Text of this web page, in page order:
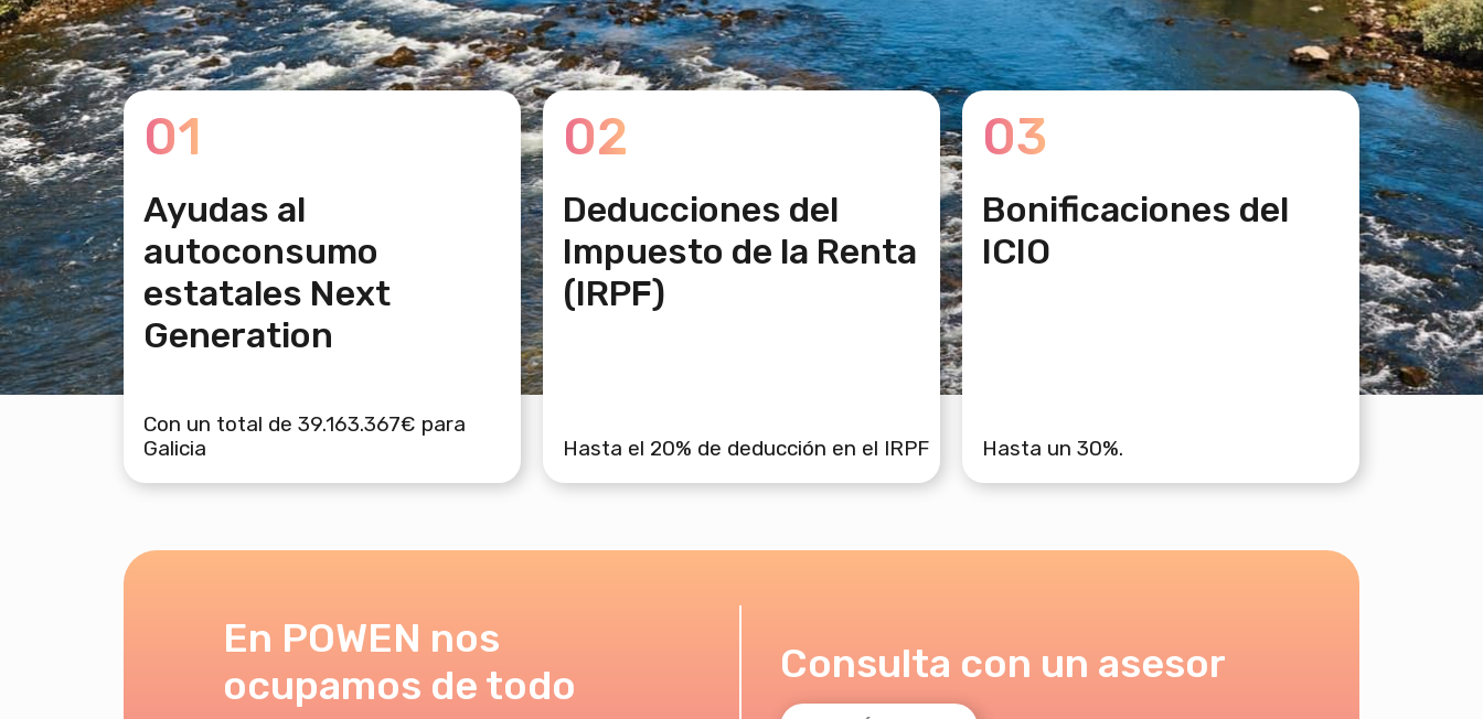
01
Ayudas al
autoconsumo
estatales Next
Generation
Con un total de 39.163.367€ para
Galicia
02
Deducciones del
Impuesto de la Renta
(IRPF)
Hasta el 20% de deducción en el IRPF
03
Bonificaciones del
ICIO
Hasta un 30%.
En POWEN nos
ocupamos de todo
Consulta con un asesor